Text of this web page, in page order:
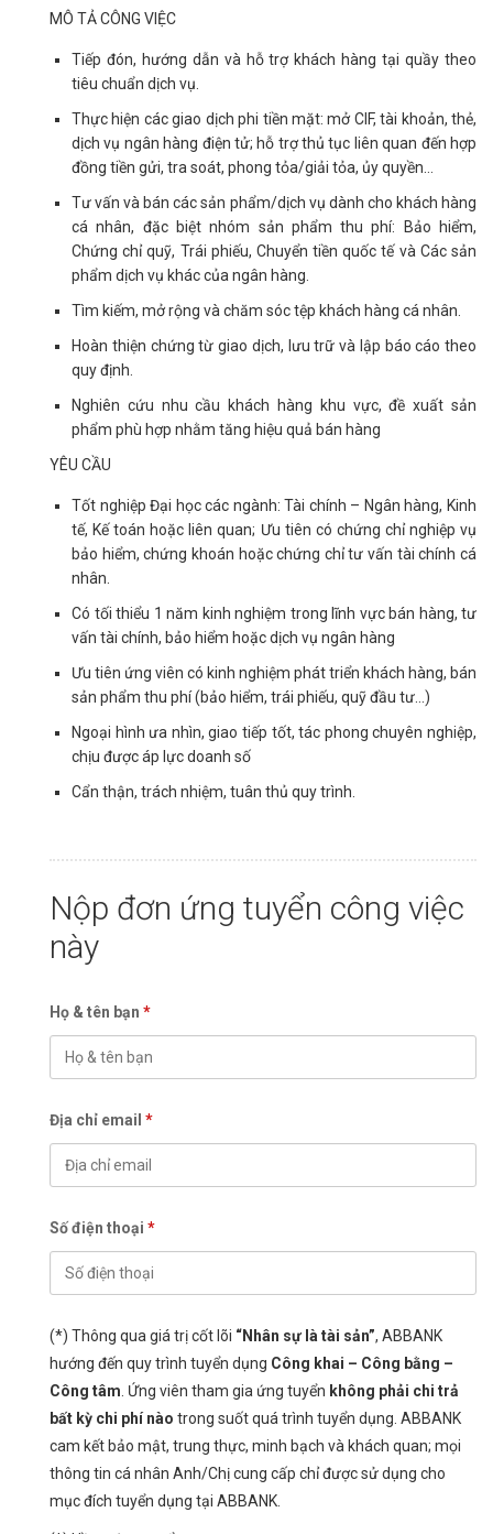
MÔ TẢ CÔNG VIỆC
Tiếp đón, hướng dẫn và hỗ trợ khách hàng tại quầy theo
tiêu chuẩn dịch vụ.
Thực hiện các giao dịch phi tiền mặt: mở CIF, tài khoản, thẻ,
dịch vụ ngân hàng điện tử; hỗ trợ thủ tục liên quan đến hợp
đồng tiền gửi, tra soát, phong tỏa/giải tỏa, ủy quyền…
Tư vấn và bán các sản phẩm/dịch vụ dành cho khách hàng
cá nhân, đặc biệt nhóm sản phẩm thu phí: Bảo hiểm,
Chứng chỉ quỹ, Trái phiếu, Chuyển tiền quốc tế và Các sản
phẩm dịch vụ khác của ngân hàng.
Tìm kiếm, mở rộng và chăm sóc tệp khách hàng cá nhân.
Hoàn thiện chứng từ giao dịch, lưu trữ và lập báo cáo theo
quy định.
Nghiên cứu nhu cầu khách hàng khu vực, đề xuất sản
phẩm phù hợp nhằm tăng hiệu quả bán hàng
YÊU CẦU
Tốt nghiệp Đại học các ngành: Tài chính – Ngân hàng, Kinh
tế, Kế toán hoặc liên quan; Ưu tiên có chứng chỉ nghiệp vụ
bảo hiểm, chứng khoán hoặc chứng chỉ tư vấn tài chính cá
nhân.
Có tối thiểu 1 năm kinh nghiệm trong lĩnh vực bán hàng, tư
vấn tài chính, bảo hiểm hoặc dịch vụ ngân hàng
Ưu tiên ứng viên có kinh nghiệm phát triển khách hàng, bán
sản phẩm thu phí (bảo hiểm, trái phiếu, quỹ đầu tư…)
Ngoại hình ưa nhìn, giao tiếp tốt, tác phong chuyên nghiệp,
chịu được áp lực doanh số
Cẩn thận, trách nhiệm, tuân thủ quy trình.
Nộp đơn ứng tuyển công việc
này
Họ & tên bạn *
Địa chỉ email *
Số điện thoại *
(*) Thông qua giá trị cốt lõi “Nhân sự là tài sản”, ABBANK
hướng đến quy trình tuyển dụng Công khai – Công bằng –
Công tâm . Ứng viên tham gia ứng tuyển không phải chi trả
bất kỳ chi phí nào trong suốt quá trình tuyển dụng. ABBANK
cam kết bảo mật, trung thực, minh bạch và khách quan; mọi
thông tin cá nhân Anh/Chị cung cấp chỉ được sử dụng cho
mục đích tuyển dụng tại ABBANK.